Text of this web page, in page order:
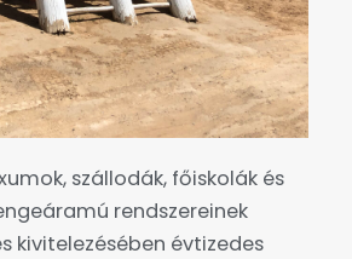
szállodák, főiskolák és
rendszereinek
kivitelezésében évtizedes